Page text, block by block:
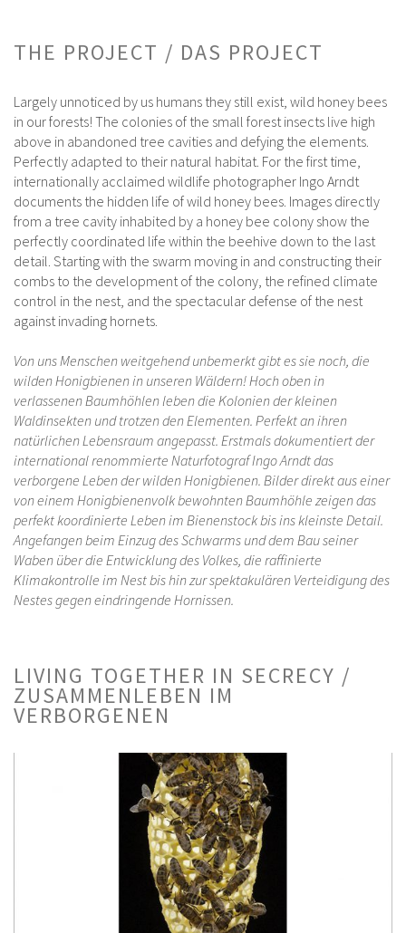
THE PROJECT / DAS PROJECT
Largely unnoticed by us humans they still exist, wild honey bees
in our forests! The colonies of the small forest insects live high
above in abandoned tree cavities and defying the elements.
Perfectly adapted to their natural habitat. For the first time,
internationally acclaimed wildlife photographer Ingo Arndt
documents the hidden life of wild honey bees. Images directly
from a tree cavity inhabited by a honey bee colony show the
perfectly coordinated life within the beehive down to the last
detail. Starting with the swarm moving in and constructing their
combs to the development of the colony, the refined climate
control in the nest, and the spectacular defense of the nest
against invading hornets.
Von uns Menschen weitgehend unbemerkt gibt es sie noch, die
wilden Honigbienen in unseren Wäldern! Hoch oben in
verlassenen Baumhöhlen leben die Kolonien der kleinen
Waldinsekten und trotzen den Elementen. Perfekt an ihren
natürlichen Lebensraum angepasst. Erstmals dokumentiert der
international renommierte Naturfotograf Ingo Arndt das
verborgene Leben der wilden Honigbienen. Bilder direkt aus einer
von einem Honigbienenvolk bewohnten Baumhöhle zeigen das
perfekt koordinierte Leben im Bienenstock bis ins kleinste Detail.
Angefangen beim Einzug des Schwarms und dem Bau seiner
Waben über die Entwicklung des Volkes, die raffinierte
Klimakontrolle im Nest bis hin zur spektakulären Verteidigung des
Nestes gegen eindringende Hornissen.
LIVING TOGETHER IN SECRECY /
ZUSAMMENLEBEN IM
VERBORGENEN